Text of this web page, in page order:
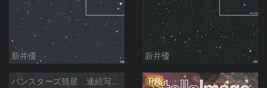
新井優 新井優
パンスターズ彗星 連続写真 再処理 PR